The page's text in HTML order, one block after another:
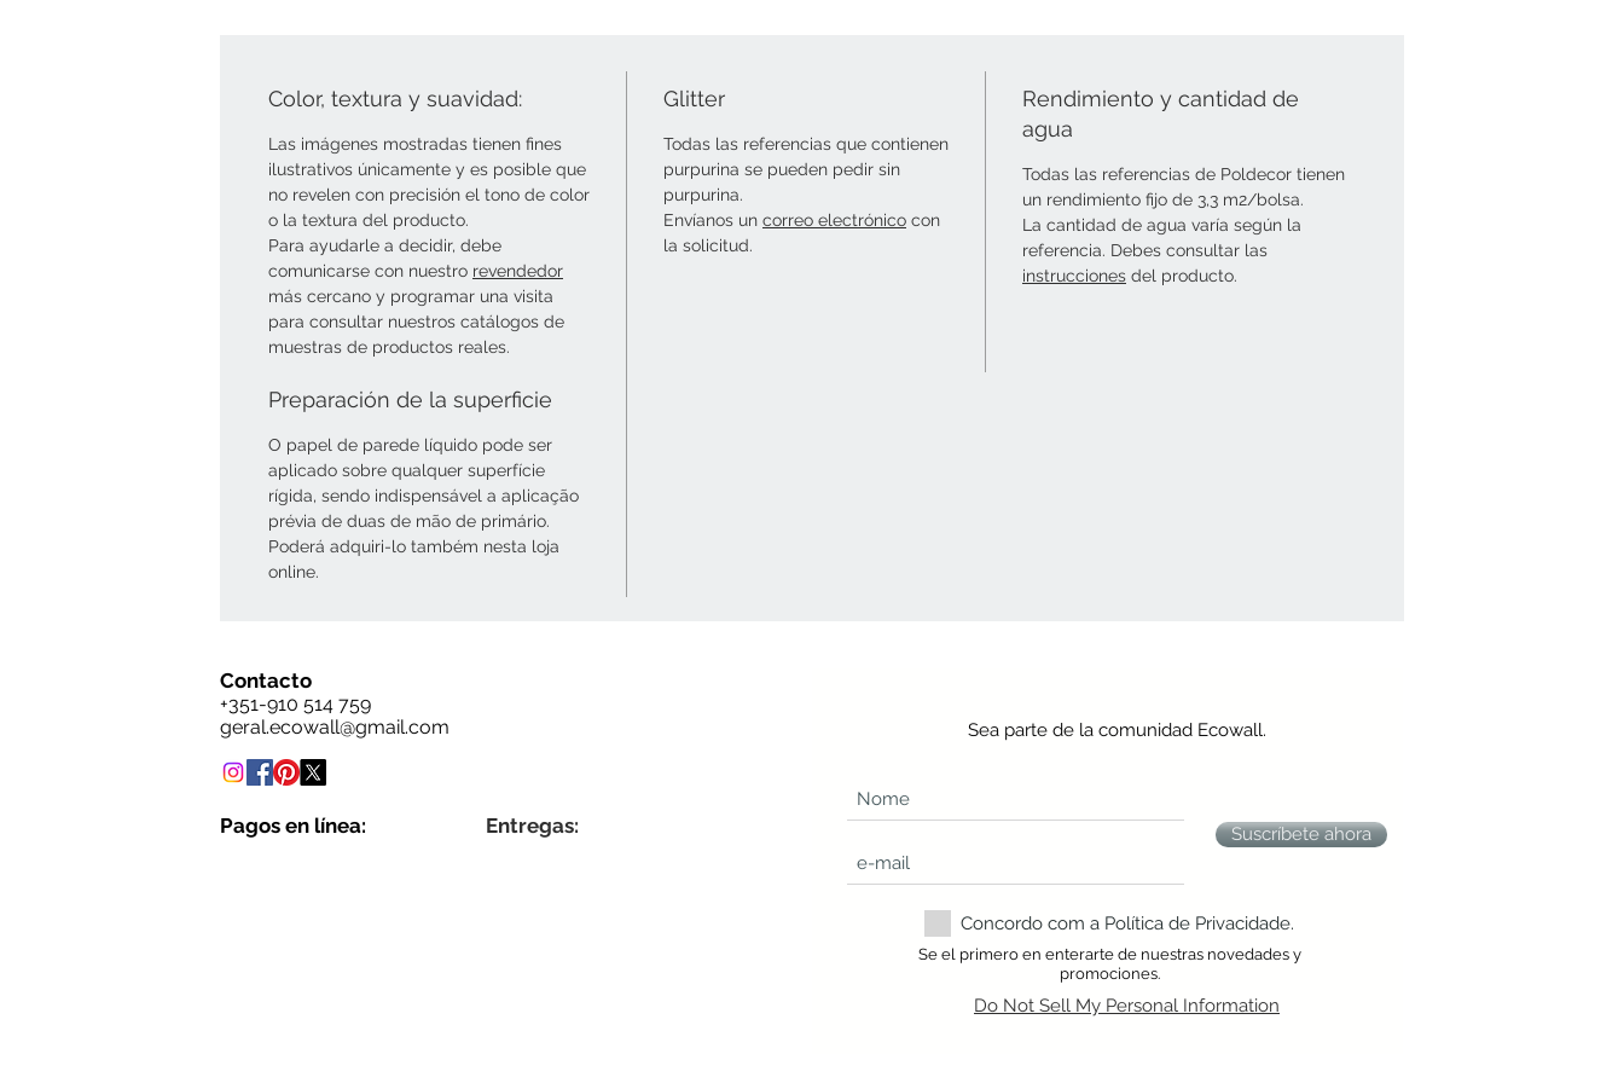
Color, textura y suavidad:
Las imágenes mostradas tienen fines
ilustrativos únicamente y es posible que
no revelen con precisión el tono de color
o la textura del producto.
Para ayudarle a decidir, debe
comunicarse con nuestro revendedor
más cercano y programar una visita
para consultar nuestros catálogos de
muestras de productos reales.
Glitter
Todas las referencias que contienen
purpurina se pueden pedir sin
purpurina.
Envíanos un correo electrónico con
la solicitud.
Rendimiento y cantidad de
agua
Todas las referencias de Poldecor tienen
un rendimiento fijo de 3,3 m2/bolsa.
La cantidad de agua varía según la
referencia. Debes consultar las
instrucciones del producto.
Preparación de la superficie
O papel de parede líquido pode ser
aplicado sobre qualquer superfície
rígida, sendo indispensável a aplicação
prévia de duas de mão de primário.
Poderá adquiri-lo também nesta loja
online.
Contacto
+351-910 514 759
geral.ecowall@gmail.com
Pagos en línea: Entregas:
Sea parte de la comunidad Ecowall.
Suscríbete ahora
Concordo com a Política de Privacidade.
Se el primero en enterarte de nuestras novedades y
promociones.
Do Not Sell My Personal Information